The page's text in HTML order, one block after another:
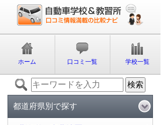
ホーム 口コミ一覧 学校一覧
都道府県別で探す